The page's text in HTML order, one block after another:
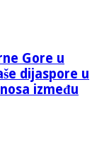
Gore u
dijaspore u
između